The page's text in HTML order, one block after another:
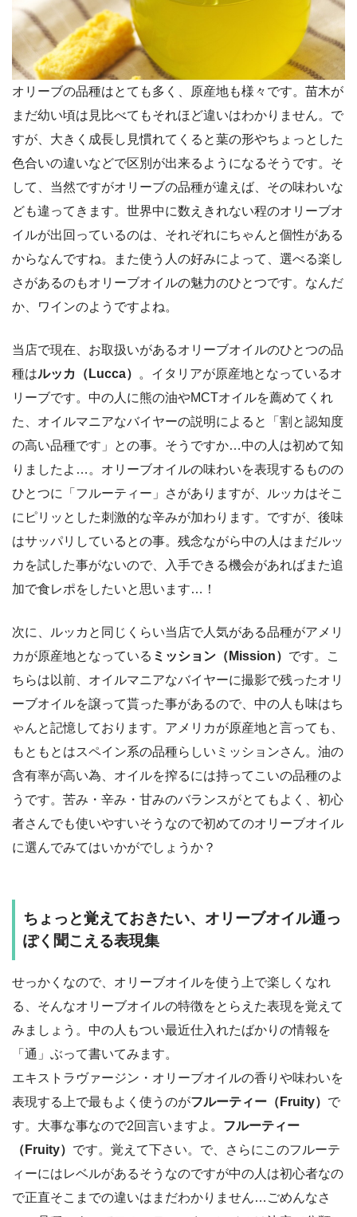
オリーブの品種はとても多く、原産地も様々です。苗木が
まだ幼い頃は見比べてもそれほど違いはわかりません。で
すが、大きく成長し見慣れてくると葉の形やちょっとした
色合いの違いなどで区別が出来るようになるそうです。そ
して、当然ですがオリーブの品種が違えば、その味わいな
ども違ってきます。世界中に数えきれない程のオリーブオ
イルが出回っているのは、それぞれにちゃんと個性がある
からなんですね。また使う人の好みによって、選べる楽し
さがあるのもオリーブオイルの魅力のひとつです。なんだ
か、ワインのようですよね。
当店で現在、お取扱いがあるオリーブオイルのひとつの品
種はルッカ（Lucca）
。イタリアが原産地となっているオ
リーブです。中の人に熊の油やMCTオイルを薦めてくれ
た、オイルマニアなバイヤーの説明によると「割と認知度
の高い品種です」との事。そうですか…中の人は初めて知
りましたよ…。オリーブオイルの味わいを表現するものの
ひとつに「フルーティー」さがありますが、ルッカはそこ
にピリッとした刺激的な辛みが加わります。ですが、後味
はサッパリしているとの事。残念ながら中の人はまだルッ
カを試した事がないので、入手できる機会があればまた追
加で食レポをしたいと思います…！
次に、ルッカと同じくらい当店で人気がある品種がアメリ
カが原産地となっている ミッション（Mission） です。こ
ちらは以前、オイルマニアなバイヤーに撮影で残ったオリ
ーブオイルを譲って貰った事があるので、中の人も味はち
ゃんと記憶しております。アメリカが原産地と言っても、
もともとはスペイン系の品種らしいミッションさん。油の
含有率が高い為、オイルを搾るには持ってこいの品種のよ
うです。苦み・辛み・甘みのバランスがとてもよく、初心
者さんでも使いやすいそうなので初めてのオリーブオイル
に選んでみてはいかがでしょうか？
ちょっと覚えておきたい、オリーブオイル通っ
ぽく聞こえる表現集
せっかくなので、オリーブオイルを使う上で楽しくなれ
る、そんなオリーブオイルの特徴をとらえた表現を覚えて
みましょう。中の人もつい最近仕入れたばかりの情報を
「通」ぶって書いてみます。
エキストラヴァージン・オリーブオイルの香りや味わいを
表現する上で最もよく使うのがフルーティー（Fruity） で
す。大事な事なので2回言いますよ。 フルーティー
（Fruity） です。覚えて下さい。で、さらにこのフルーテ
ィーにはレベルがあるそうなのですが中の人は初心者なの
で正直そこまでの違いはまだわかりません…ごめんなさ